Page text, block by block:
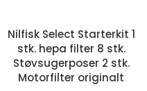
Nilfisk Select Starterkit 1
stk. hepa filter 8 stk.
Støvsugerposer 2 stk.
Motorfilter originalt